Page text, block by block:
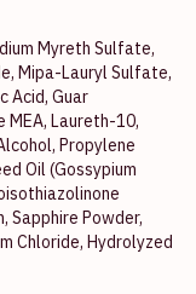
Myreth Sulfate,
Mipa-Lauryl Sulfate,
Acid, Guar
MEA, Laureth-10,
Propylene
Oil (Gossypium
Sapphire Powder,
Chloride, Hydrolyzed